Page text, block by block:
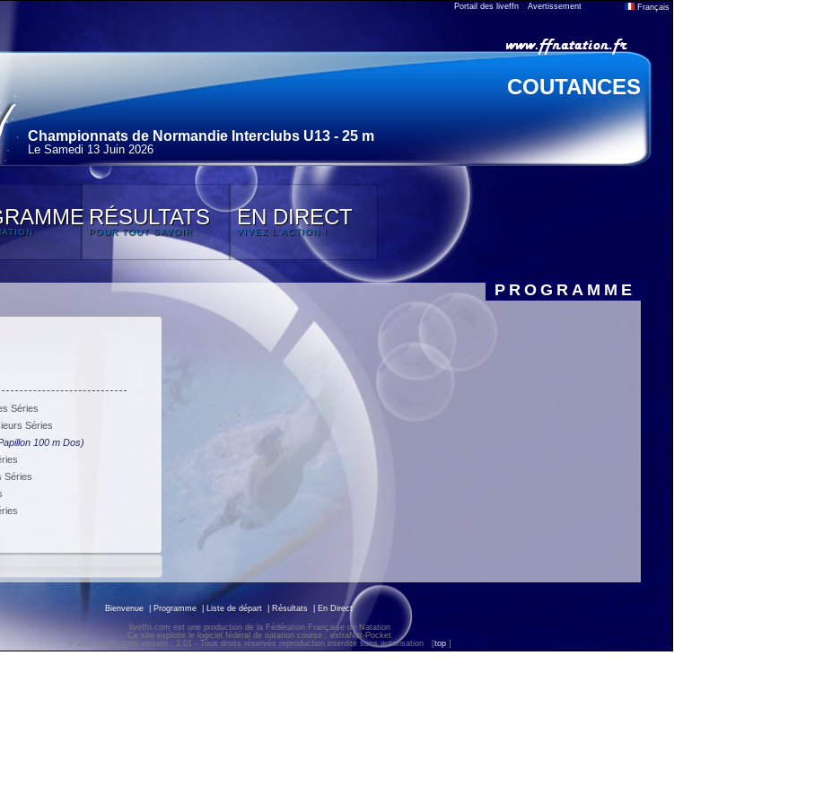
Portail des liveffn Avertissement Français
COUTANCES
Championnats de Normandie Interclubs U13 - 25 m
Le Samedi 13 Juin 2026
RÉSULTATS
POUR TOUT SAVOIR
EN DIRECT
VIVEZ L'ACTION !
PROGRAMME
Séries
Séries
100 m Dos)
Séries
Bienvenue Programme Liste de départ Résultats En Direct
liveffn.com est une production de la Fédération Française de Natation
Ce site exploite le logiciel fédéral de natation course : extraNat-Pocket
© 2011 liveffn.com version : 2.01 - Tous droits réservés reproduction interdite sans autorisation
[top ]